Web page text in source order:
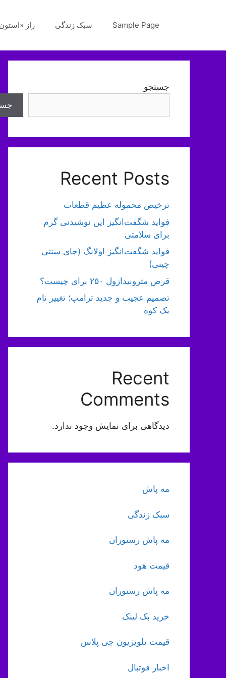
Sample Page سبک زندگی راز
جستجو
Recent Posts
ترخیص محموله عظیم قطعات
فواید شگفت‌انگیز این نوشیدنی گرم
برای سلامتی
فواید شگفت‌انگیز اولانگ (چای سنتی
چینی)
قرص مترونیدازول ۲۵۰ برای چیست؟
تصمیم عجیب و جدید ترامپ؛ تغییر نام
یک کوه
Recent
Comments
دیدگاهی برای نمایش وجود ندارد.
مه پاش
سبک زندگی
مه پاش رستوران
قیمت هود
مه پاش رستوران
خرید بک لینک
قیمت تلویزیون جی پلاس
اخبار فوتبال